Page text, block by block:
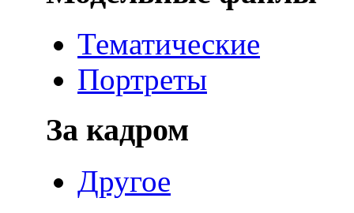
Тематические
Портреты
За кадром
Другое